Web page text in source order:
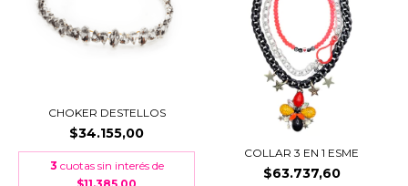
CHOKER DESTELLOS
$34.155,00
3 cuotas sin interés de
$11.385,00
COLLAR 3 EN 1 ESME
$63.737,60